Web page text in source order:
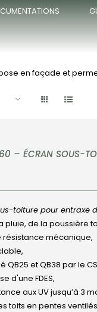
en façade et
– ÉCRAN SOUS-
toiture pour entraxe
pluie, de la poussière
résistance mécanique,
QB25 et QB38 par le
d'une FDES,
aux UV jusqu’à 3
toits en pentes